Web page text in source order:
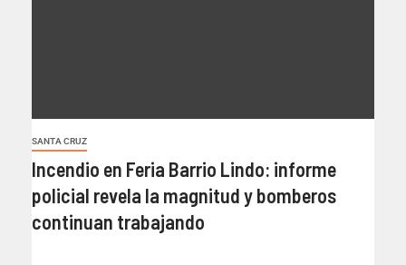
SANTA CRUZ
Incendio en Feria Barrio Lindo: informe
policial revela la magnitud y bomberos
continuan trabajando